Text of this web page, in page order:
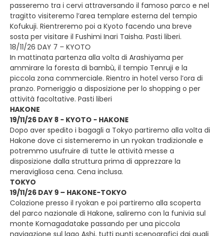
passeremo tra i cervi attraversando il famoso parco e nel
tragitto visiteremo l’area templare esterna del tempio
Kofukuji. Rientreremo poi a Kyoto facendo una breve
sosta per visitare il Fushimi Inari Taisha. Pasti liberi.
18/11/26 DAY 7 – KYOTO
In mattinata partenza alla volta di Arashiyama per
ammirare la foresta di bambù, il tempio Tenruji e la
piccola zona commerciale. Rientro in hotel verso l’ora di
pranzo. Pomeriggio a disposizione per lo shopping o per
attività facoltative. Pasti liberi
HAKONE
19/11/26 DAY 8 - KYOTO - HAKONE
Dopo aver spedito i bagagli a Tokyo partiremo alla volta di
Hakone dove ci sistemeremo in un ryokan tradizionale e
potremmo usufruire di tutte le attività messe a
disposizione dalla struttura prima di apprezzare la
meravigliosa cena. Cena inclusa.
TOKYO
19/11/26 DAY 9 – HAKONE-TOKYO
Colazione presso il ryokan e poi partiremo alla scoperta
del parco nazionale di Hakone, saliremo con la funivia sul
monte Komagadatake passando per una piccola
navigazione sul lago Ashi, tutti punti scenografici dai quali